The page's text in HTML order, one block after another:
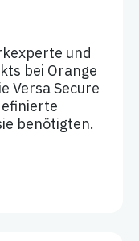
und
bei Orange
Versa Secure
benötigten.